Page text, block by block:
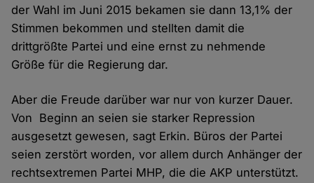
der Wahl im Juni 2015 bekamen sie dann 13,1% der
Stimmen bekommen und stellten damit die
drittgrößte Partei und eine ernst zu nehmende
Größe für die Regierung dar.
Aber die Freude darüber war nur von kurzer Dauer.
Von Beginn an seien sie starker Repression
ausgesetzt gewesen, sagt Erkin. Büros der Partei
seien zerstört worden, vor allem durch Anhänger der
rechtsextremen Partei MHP, die die AKP unterstützt.